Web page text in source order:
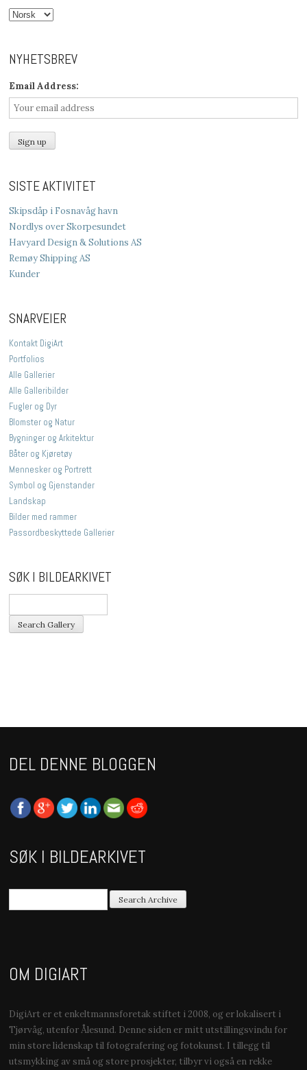
NYHETSBREV
Email Address:
SISTE AKTIVITET
Skipsdåp i Fosnavåg havn
Nordlys over Skorpesundet
Havyard Design & Solutions AS
Remøy Shipping AS
Kunder
SNARVEIER
Kontakt DigiArt
Portfolios
Alle Gallerier
Alle Galleribilder
Fugler og Dyr
Blomster og Natur
Bygninger og Arkitektur
Båter og Kjøretøy
Mennesker og Portrett
Symbol og Gjenstander
Landskap
Bilder med rammer
Passordbeskyttede Gallerier
SØK I BILDEARKIVET
DEL DENNE BLOGGEN
SØK I BILDEARKIVET
OM DIGIART
DigiArt er et enkeltmannsforetak stiftet i 2008, og er lokalisert i
Tjørvåg, utenfor Ålesund. Denne siden er mitt utstillingsvindu for
min store lidenskap til fotografering og fotokunst. I tillegg til
utsmykking av små og store prosjekter, tilbyr vi også en rekke